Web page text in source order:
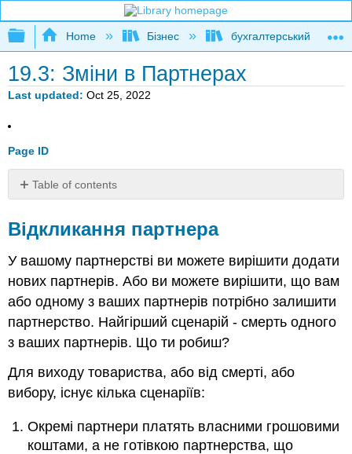
Expand/collapse global hierarchy
Home Бізнес бухгалтерський облік
19.3: Зміни в Партнерах
Last updated Oct 25, 2022
Page ID
Table of contents
Прийом
партнера
Відкликання партнера
У вашому партнерстві ви можете вирішити додати
нових партнерів. Або ви можете вирішити, що вам
або одному з ваших партнерів потрібно залишити
партнерство. Найгірший сценарій - смерть одного
з ваших партнерів. Що ти робиш?
Для виходу товариства, або від смерті, або
вибору, існує кілька сценаріїв:
Окремі партнери платять власними грошовими
коштами, а не готівкою партнерства, що